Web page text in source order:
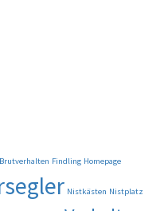
Brutverhalten Findling Homepage
Nistkästen Nistplatz